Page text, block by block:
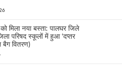
मिला नया बस्ता: पालघर जिले
परिषद स्कूलों में हुआ ‘दप्तर
बैग वितरण)